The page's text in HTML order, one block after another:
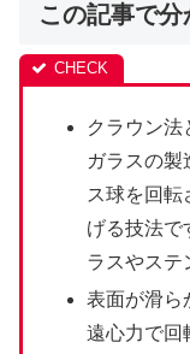
この記事で分
クラウン法
ガラスの製
ス球を回転
げる技法で
ラスやステ
表面が滑ら
遠心力で回